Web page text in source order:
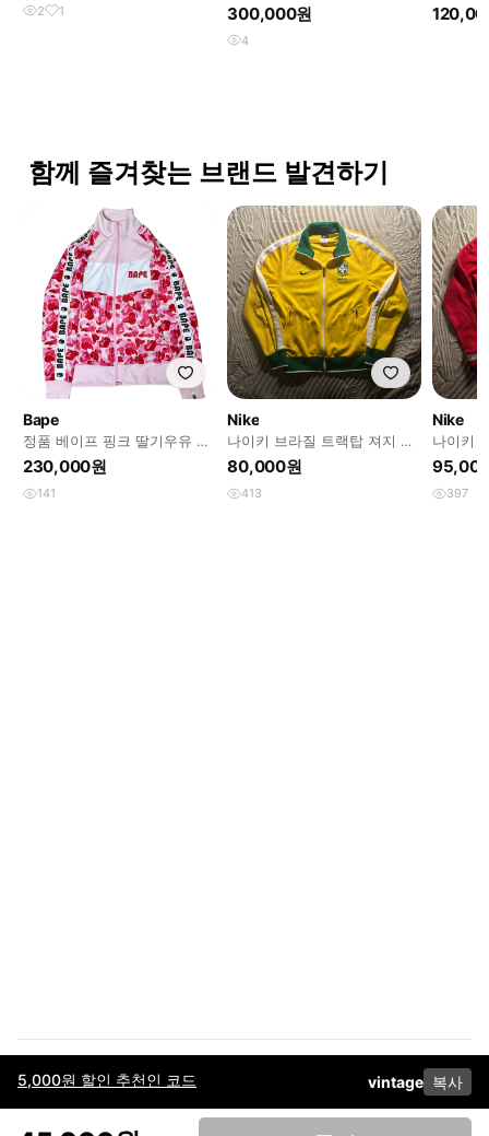
5,000원 할인 추천인 코드 vintage 복사
2 1 300,000원
4
함께 즐겨찾는 브랜드 발견하기
Bape
정품 베이프 핑크 딸기우유 카
모플라쥬 져지
230,000원
141
Nike
나이키 브라질 트랙탑 져지 옐
로우 (s)
80,000원
413
Nike
나이키
(M)
397
이용약관고객센터판매개인정보 처리방침사업자 정보다운로드